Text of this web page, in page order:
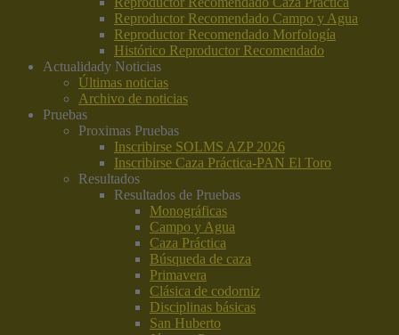
Reproductor Recomendado Campo y Agua
Reproductor Recomendado Morfología
Histórico Reproductor Recomendado
Actualidady Noticias
Últimas noticias
Archivo de noticias
Pruebas
Proximas Pruebas
Inscribirse SOLMS AZP 2026
Inscribirse Caza Práctica-PAN El Toro
Resultados
Resultados de Pruebas
Monográficas
Campo y Agua
Caza Práctica
Búsqueda de caza
Primavera
Clásica de codorniz
Disciplinas básicas
San Huberto